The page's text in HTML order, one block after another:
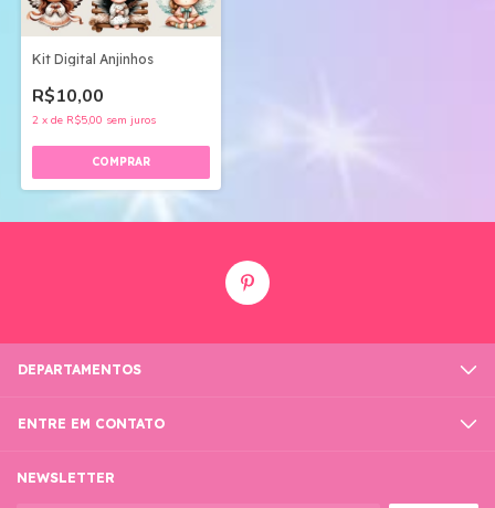
Kit Digital Anjinhos
R$10,00
2 x de R$5,00 sem juros
DEPARTAMENTOS
ENTRE EM CONTATO
NEWSLETTER